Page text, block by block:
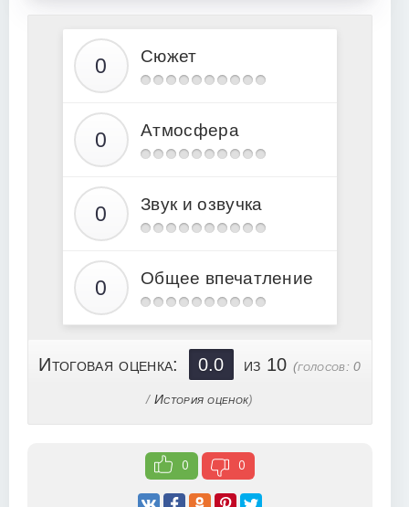
24
Сюжет
Атмосфера
Звук и озвучка
Общее впечатление
Итоговая оценка: 0.0 из 10(голосов:0
/ История оценок)
0 0